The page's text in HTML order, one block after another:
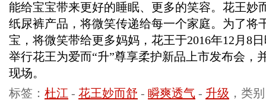
能给宝宝带来更好的睡眠、更多的笑容。花王妙
纸尿裤产品，将微笑传递给每一个家庭。为了将
宝，将微笑带给更多妈妈，花王于2016年12月8
举行花王为爱而“升”尊享柔护新品上市发布会，
现场。
标签： 杜江 - 花王妙而舒 - 瞬爽透气 - 升级 ，类